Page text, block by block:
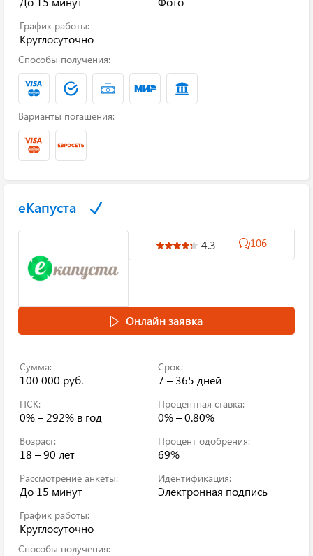
График работы:
Круглосуточно
Способы получения:
Варианты погашения:
еКапуста
4.3 106
Онлайн заявка
Сумма:
100 000 руб.
Срок:
7 – 365 дней
ПСК:
0% – 292% в год
Процентная ставка:
0% – 0.80%
Возраст:
18 – 90 лет
Процент одобрения:
69%
Рассмотрение анкеты:
До 15 минут
Идентификация:
Электронная подпись
График работы:
Круглосуточно
Способы получения: